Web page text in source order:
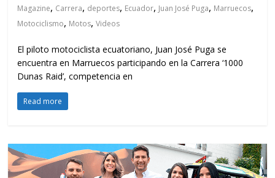
Magazine, Carrera, deportes, Ecuador, Juan José Puga, Marruecos,
Motociclismo, Motos,Videos
El piloto motociclista ecuatoriano, Juan José Puga se
encuentra en Marruecos participando en la Carrera ‘1000
Dunas Raid’, competencia en
Read more